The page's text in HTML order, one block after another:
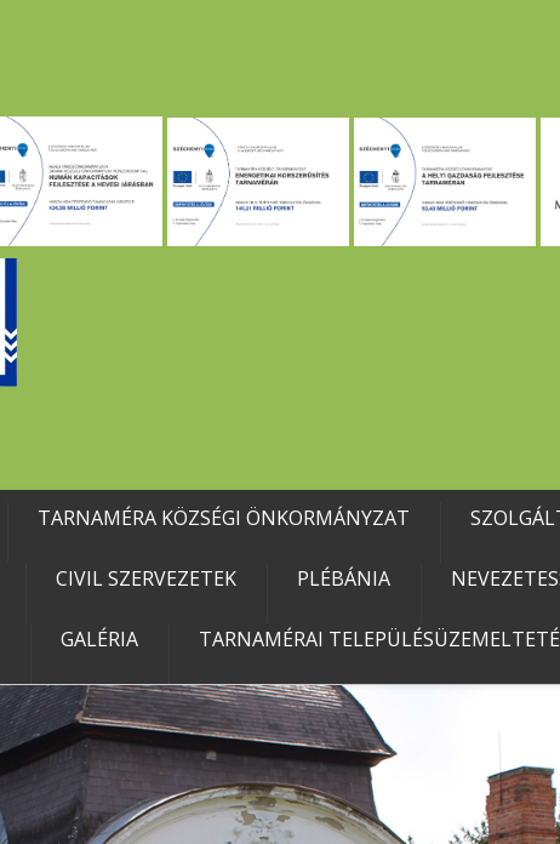
TARNAMÉRA KÖZSÉGI ÖNKORMÁNYZAT
CIVIL SZERVEZETEK PLÉBÁNIA
GALÉRIA TARNAMÉRAI